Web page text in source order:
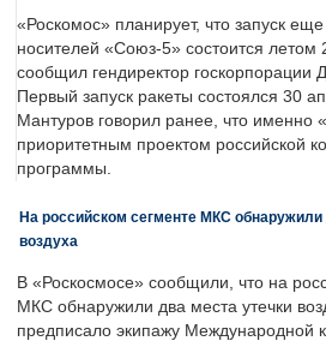
«Роскомос» планирует, что запуск еще
носителей «Союз-5» состоится летом
сообщил гендиректор госкорпорации
Первый запуск ракеты состоялся 30
Мантуров говорил ранее, что именно
приоритетным проектом российской
программы.
На российском сегменте МКС обнаружили
воздуха
В «Роскосмосе» сообщили, что на
МКС обнаружили два места утечки
предписало экипажу Международной